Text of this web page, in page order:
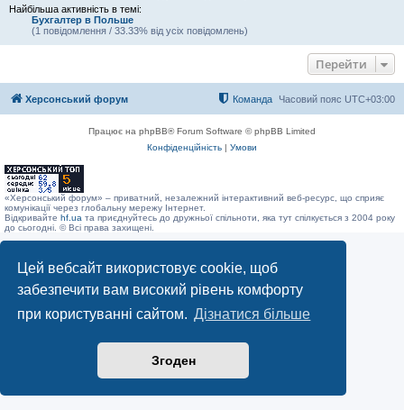
Цей вебсайт використовує cookie, щоб
забезпечити вам високий рівень комфорту
при користуванні сайтом. Дізнатися більше
Згоден
Найбільша активність в темі:
Бухгалтер в Польше
(1 повідомлення / 33.33% від усіх повідомлень)
Перейти
Херсонський форум Часовий пояс UTC+03:00
Команда
Працює на phpBB® Forum Software © phpBB Limited
Конфіденційність | Умови
«Херсонський форум» – приватний, незалежний інтерактивний веб-ресурс, що сприяє
комунікації через глобальну мережу Інтернет.
Відкривайте hf.ua та приєднуйтесь до дружньої спільноти, яка тут спілкується з 2004 року
до сьогодні. © Всі права захищені.